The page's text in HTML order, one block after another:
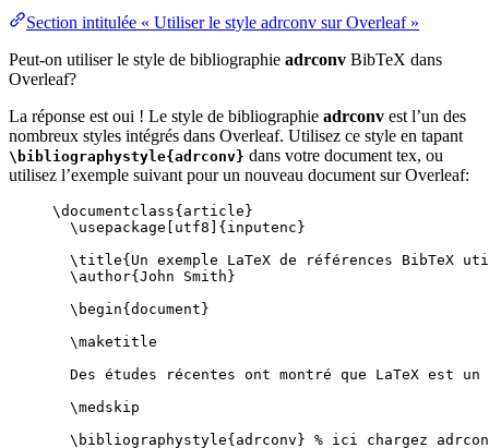
Section intitulée « Utiliser le style adrconv sur Overleaf »
Peut-on utiliser le style de bibliographie adrconv BibTeX dans
Overleaf?
La réponse est oui ! Le style de bibliographie adrconv est l’un des
nombreux styles intégrés dans Overleaf. Utilisez ce style en tapant
\bibliographystyle{adrconv} dans votre document tex, ou
utilisez l’exemple suivant pour un nouveau document sur Overleaf:
\documentclass{ article }
\usepackage
utf8 ]{ inputenc }
\title{Un exemple LaTeX de références
\author{John Smith}
\begin{ document }
\maketitle
Des études récentes ont montré que LaTeX est
\medskip
\bibliographystyle{adrconv} % ici chargez